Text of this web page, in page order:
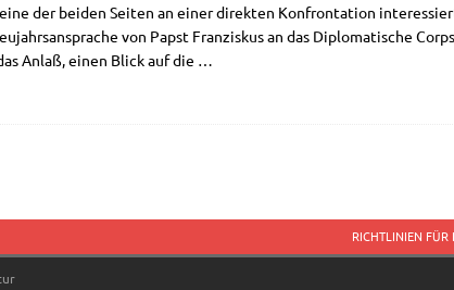
der bei­den Sei­ten an einer direk­ten Kon­fron­ta­ti­on
von Papst Fran­zis­kus an das Diplo­ma­ti­sche
Anlaß, einen Blick auf die …
RICHTLINIEN FÜR